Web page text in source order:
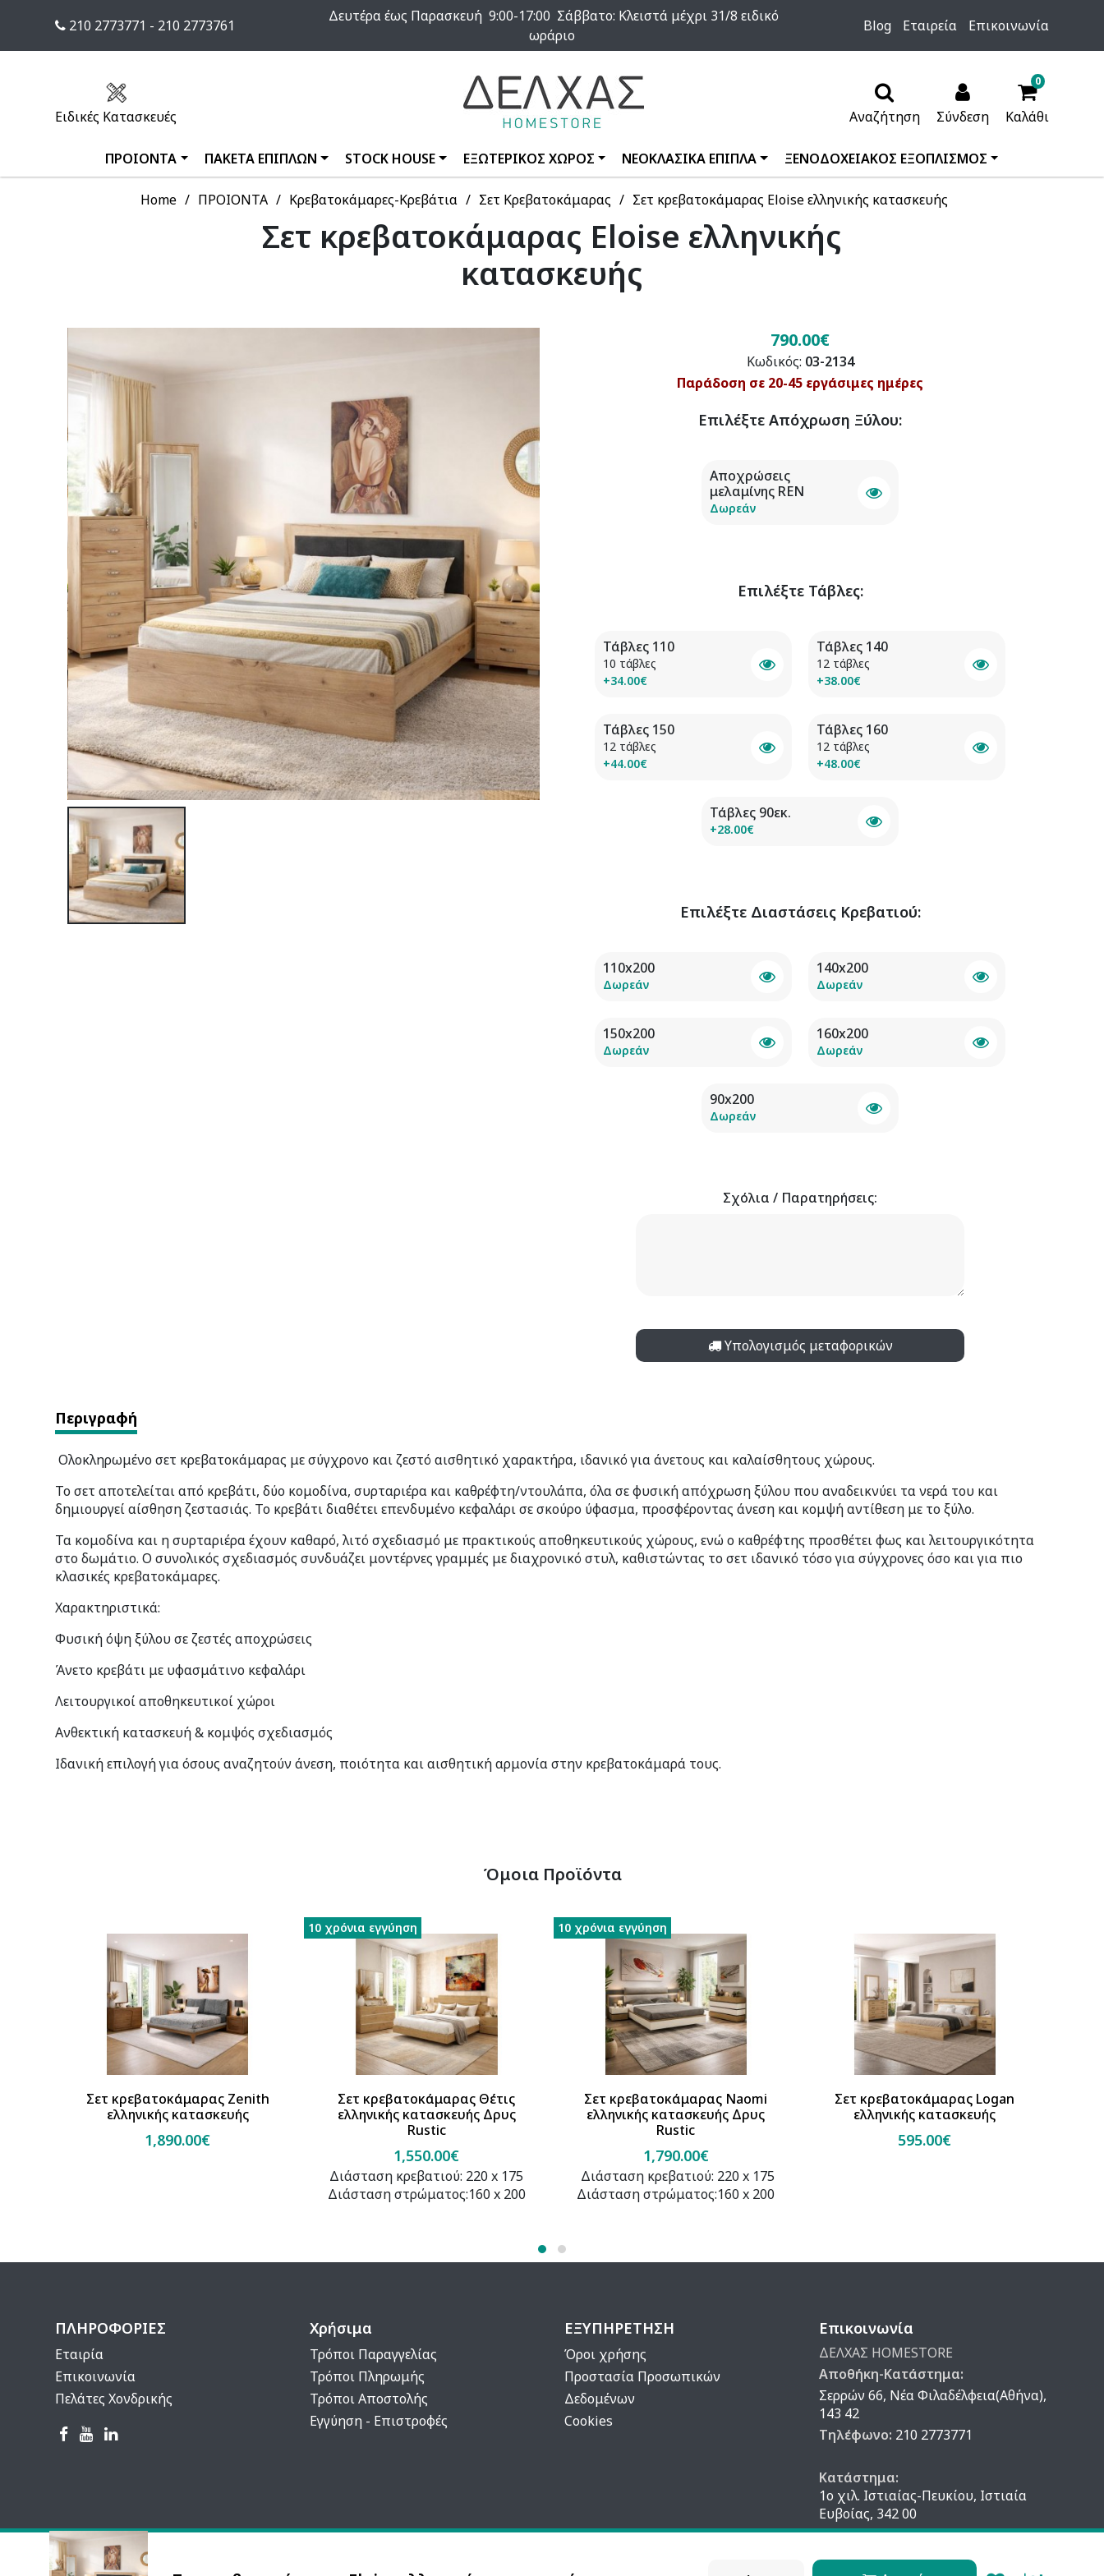
210 2773771 - 210 2773761
Δευτέρα έως Παρασκευή 9:00-17:00 Σάββατο: Κλειστά μέχρι 31/8 ειδικό
ωράριο
Blog Εταιρεία Επικοινωνία
Ειδικές Κατασκευές Αναζήτηση Σύνδεση
0
Καλάθι
ΠΡΟΙΟΝΤΑ ΠΑΚΕΤΑ ΕΠΙΠΛΩΝ STOCK HOUSE ΕΞΩΤΕΡΙΚΟΣ ΧΩΡΟΣ ΝΕΟΚΛΑΣΙΚΑ ΕΠΙΠΛΑ ΞΕΝΟΔΟΧΕΙΑΚΟΣ ΕΞΟΠΛΙΣΜΟΣ
Home ΠΡΟΙΟΝΤΑ Κρεβατοκάμαρες-Κρεβάτια Σετ Κρεβατοκάμαρας Σετ κρεβατοκάμαρας Eloise ελληνικής κατασκευής
Σετ κρεβατοκάμαρας Eloise ελληνικής
κατασκευής
790.00€
Κωδικός: 03-2134
Παράδοση σε 20-45 εργάσιμες ημέρες
ΕπιλέξτεΑπόχρωση Ξύλου:
Αποχρώσεις
μελαμίνης REN
Δωρεάν
Επιλέξτε Τάβλες:
Τάβλες 110
10 τάβλες
+34.00€
Τάβλες 140
12 τάβλες
+38.00€
Τάβλες 150
12 τάβλες
+44.00€
Τάβλες 160
12 τάβλες
+48.00€
Τάβλες 90εκ.
+28.00€
Επιλέξτε Διαστάσεις Κρεβατιού:
110x200
Δωρεάν
140x200
Δωρεάν
150x200
Δωρεάν
160x200
Δωρεάν
90x200
Δωρεάν
Σχόλια / Παρατηρήσεις:
Υπολογισμός μεταφορικών
Περιγραφή
Ολοκληρωμένο σετ κρεβατοκάμαρας με σύγχρονο και ζεστό αισθητικό χαρακτήρα, ιδανικό για άνετους και καλαίσθητους χώρους.
Το σετ αποτελείται από κρεβάτι, δύο κομοδίνα, συρταριέρα και καθρέφτη/ντουλάπα, όλα σε φυσική απόχρωση ξύλου που αναδεικνύει τα νερά του και
δημιουργεί αίσθηση ζεστασιάς. Το κρεβάτι διαθέτει επενδυμένο κεφαλάρι σε σκούρο ύφασμα, προσφέροντας άνεση και κομψή αντίθεση με το ξύλο.
Τα κομοδίνα και η συρταριέρα έχουν καθαρό, λιτό σχεδιασμό με πρακτικούς αποθηκευτικούς χώρους, ενώ ο καθρέφτης προσθέτει φως και λειτουργικότητα
στο δωμάτιο. Ο συνολικός σχεδιασμός συνδυάζει μοντέρνες γραμμές με διαχρονικό στυλ, καθιστώντας το σετ ιδανικό τόσο για σύγχρονες όσο και για πιο
κλασικές κρεβατοκάμαρες.
Χαρακτηριστικά:
Φυσική όψη ξύλου σε ζεστές αποχρώσεις
Άνετο κρεβάτι με υφασμάτινο κεφαλάρι
Λειτουργικοί αποθηκευτικοί χώροι
Ανθεκτική κατασκευή & κομψός σχεδιασμός
Ιδανική επιλογή για όσους αναζητούν άνεση, ποιότητα και αισθητική αρμονία στην κρεβατοκάμαρά τους.
Όμοια Προϊόντα
Σετ κρεβατοκάμαρας Zenith
ελληνικής κατασκευής
1,890.00€
10 χρόνια εγγύηση
Σετ κρεβατοκάμαρας Θέτις
ελληνικής κατασκευής Δρυς
Rustic
1,550.00€
Διάσταση κρεβατιού: 220 x 175
Διάσταση στρώματος:160 x 200
10 χρόνια εγγύηση
Σετ κρεβατοκάμαρας Naomi
ελληνικής κατασκευής Δρυς
Rustic
1,790.00€
Διάσταση κρεβατιού: 220 x 175
Διάσταση στρώματος:160 x 200
Σετ κρεβατοκάμαρας Logan
ελληνικής κατασκευής
595.00€
ΠΛΗΡΟΦΟΡΙΕΣ
Εταιρία
Επικοινωνία
Πελάτες Χονδρικής
Χρήσιμα
Τρόποι Παραγγελίας
Τρόποι Πληρωμής
Τρόποι Αποστολής
Εγγύηση - Επιστροφές
ΕΞΥΠΗΡΕΤΗΣΗ
Όροι χρήσης
Προστασία Προσωπικών
Δεδομένων
Cookies
Επικοινωνία
ΔΕΛΧΑΣ HOMESTORE
Αποθήκη-Κατάστημα:
Σερρών 66, Νέα Φιλαδέλφεια(Αθήνα),
143 42
Τηλέφωνο: 210 2773771
Κατάστημα:
1ο χιλ. Ιστιαίας-Πευκίου, Ιστιαία
Ευβοίας, 342 00
Τηλέφωνο:222 605 3850